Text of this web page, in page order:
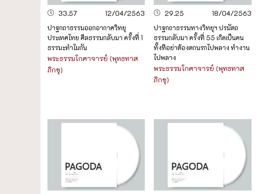
33.57
12/04/2563
ปาฐกถาธรรมออกอากาศวิทยุ
ประเทศไทย ศีลธรรมกลับมา ครั้งที่ 1
ธรรมะทำไมกัน
พระธรรมโกศาจารย์ (พุทธทาส
ภิกขุ)
29.25
18/04/2563
ปาฐกถาธรรมทางวิทยุฯ ปรมัตถ
ธรรมกลับมา ครั้งที่ 55 เกิดเป็นคน
ทั้งทีอย่าต้องตกนรกไปพลาง ทำงาน
ไปพลาง
พระธรรมโกศาจารย์ (พุทธทาส
ภิกขุ)